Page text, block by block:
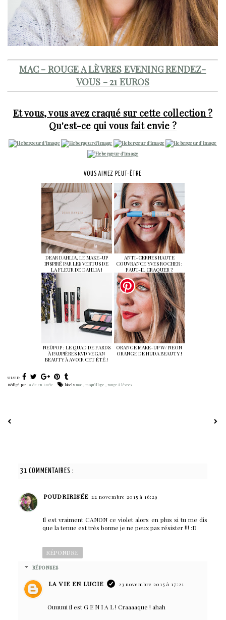
MAC - ROUGE A LÈVRES EVENING RENDEZ-
VOUS - 21 EUROS
Et vous, vous avez craqué sur cette collection ?
Qu'est-ce qui vous fait envie ?
VOUS AIMEZ PEUT-ÊTRE
DEAR DAHLIA, LE MAKE-UP
INSPIRÉ PAR LES VERTUS DE
LA FLEUR DE DAHLIA !
ANTI-CERNES HAUTE
COUVRANCE YVES ROCHER :
FAUT-IL CRAQUER ?
NEÜPOP : LE QUAD DE FARDS
À PAUPIÈRES KVD VEGAN
BEAUTY À AVOIR CET ÉTÉ !
ORANGE MAKE-UP W/ NEON
ORANGE DE HUDA BEAUTY !
SHARE:
Rédigé par La vie en Lucie labels mac , maquillage , rouge à lèvres
31 COMMENTAIRES :
POUDRIRISÉE 22 novembre 2015 à 16:29
Il est vraiment CANON ce violet alors en plus si tu me dis
que la tenue est très bonne je ne peux pas résister !!! :D
RÉPONDRE
RÉPONSES
LA VIE EN LUCIE 23 novembre 2015 à 17:21
Ouuuui il est G E N I A L ! Craaaaque ! ahah